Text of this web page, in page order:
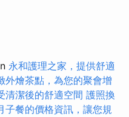
永和護理之家，提供舒適
外燴茶點，為您的聚會增
清潔後的舒適空間 護照換
子餐的價格資訊，讓您規